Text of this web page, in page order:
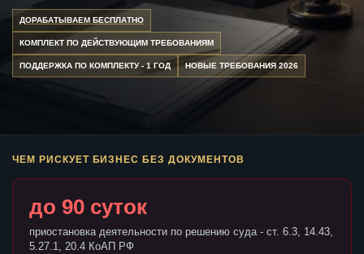
ДОРАБАТЫВАЕМ БЕСПЛАТНО
КОМПЛЕКТ ПО ДЕЙСТВУЮЩИМ ТРЕБОВАНИЯМ
ПОДДЕРЖКА ПО КОМПЛЕКТУ - 1 ГОД НОВЫЕ ТРЕБОВАНИЯ 2026
ЧЕМ РИСКУЕТ БИЗНЕС БЕЗ ДОКУМЕНТОВ
до 90 суток
приостановка деятельности по решению суда - ст. 6.3, 14.43,
5.27.1, 20.4 КоАП РФ